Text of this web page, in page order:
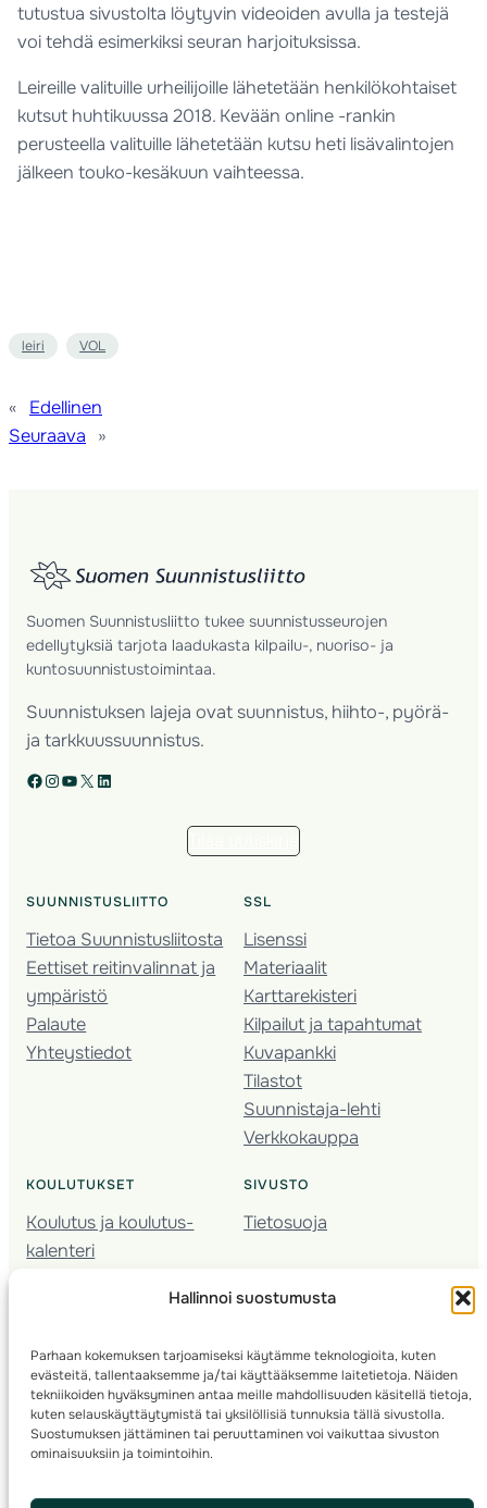
Hallinnoi suostumusta
Parhaan kokemuksen tarjoamiseksi käytämme teknologioita, kuten
evästeitä, tallentaaksemme ja/tai käyttääksemme laitetietoja. Näiden
tekniikoiden hyväksyminen antaa meille mahdollisuuden käsitellä tietoja,
kuten selauskäyttäytymistä tai yksilöllisiä tunnuksia tällä sivustolla.
Suostumuksen jättäminen tai peruuttaminen voi vaikuttaa sivuston
ominaisuuksiin ja toimintoihin.
tutustua sivustolta löytyvin videoiden avulla ja testejä
voi tehdä esimerkiksi seuran harjoituksissa.
Leireille valituille urheilijoille lähetetään henkilökohtaiset
kutsut huhtikuussa 2018. Kevään online -rankin
perusteella valituille lähetetään kutsu heti lisävalintojen
jälkeen touko-kesäkuun vaihteessa.
leiri VOL
«
Edellinen
Seuraava
»
Suomen Suunnistusliitto tukee suunnistusseurojen
edellytyksiä tarjota laadukasta kilpailu-, nuoriso- ja
kuntosuunnistustoimintaa.
Suunnistuksen lajeja ovat suunnistus, hiihto-, pyörä-
ja tarkkuussuunnistus.
Facebook Instagram YouTube X LinkedIn
SUUNNISTUSLIITTO
Tietoa Suunnistusliitosta
Eettiset reitinvalinnat ja
ympäristö
Palaute
Yhteystiedot
SSL
Lisenssi
Materiaalit
Karttarekisteri
Kilpailut ja tapahtumat
Kuvapankki
Tilastot
Suunnistaja-lehti
Verkkokauppa
KOULUTUKSET
Koulutus ja koulutus­
kalenteri
Seura­kehittäminen
Kartoitus
Ratamestari
SIVUSTO
Tietosuoja
© 2025 ·Suomen Suunnistusliitto· Valimotie 10, 00380 Helsinki, Finland
info(a)suunnistusliitto.fi,Rastilipun asiat: rastilippu(a)suunnistusliitto.fi